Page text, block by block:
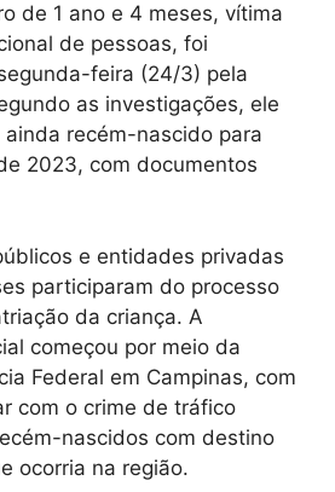
de 1 ano e 4 meses, vítima
de pessoas, foi
feira (24/3) pela
as investigações, ele
recém-nascido para
2023, com documentos
e entidades privadas
participaram do processo
da criança. A
começou por meio da
Federal em Campinas, com
com o crime de tráfico
nascidos com destino
ocorria na região.